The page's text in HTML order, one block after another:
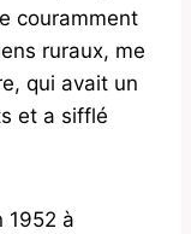
couramment
ruraux, me
qui avait un
et a sifflé
1952 à